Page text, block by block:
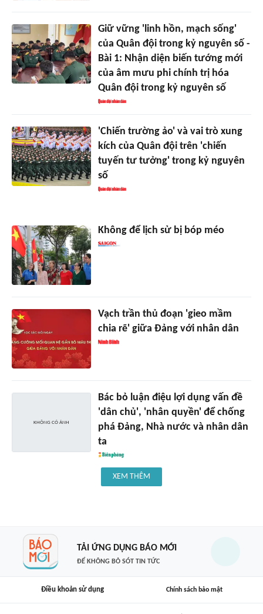
Giữ vững 'linh hồn, mạch sống'
của Quân đội trong kỷ nguyên số -
Bài 1: Nhận diện biến tướng mới
của âm mưu phi chính trị hóa
Quân đội trong kỷ nguyên số
'Chiến trường ảo' và vai trò xung
kích của Quân đội trên 'chiến
tuyến tư tưởng' trong kỷ nguyên
số
Không để lịch sử bị bóp méo
Vạch trần thủ đoạn 'gieo mầm
chia rẽ' giữa Đảng với nhân dân
Bác bỏ luận điệu lợi dụng vấn đề
'dân chủ', 'nhân quyền' để chống
phá Đảng, Nhà nước và nhân dân
ta
XEM THÊM
TẢI ỨNG DỤNG BÁO MỚI
ĐỂ KHÔNG BỎ SÓT TIN TỨC
Điều khoản sử dụng Chính sách bảo mật